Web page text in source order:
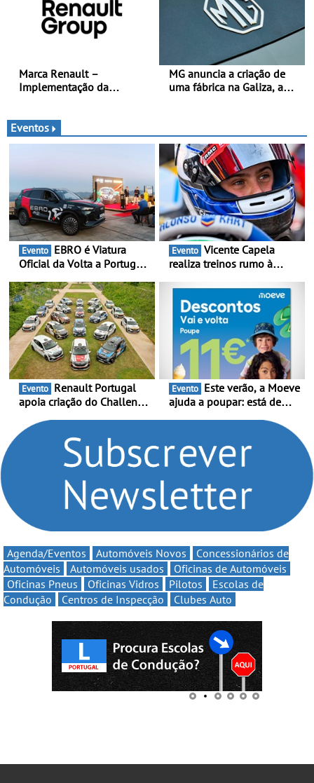
clientes beneficiam da
oferta de 3 anos de
manutenção incluída
Marca Renault –
Implementação da
eletrificação e criação de
valor
MG anuncia a criação de
uma fábrica na Galiza, a
para 2028, com uma
capacidade anual de até
120.000 veículos
Eventos
Evento
Oficial da Volta a Portugal
presença nacional ao lado
da mítica prova de ciclismo
e leva a sua gama SUV
multi-energia às estradas
de Portugal
Evento
realiza treinos rumo à
Portugal Karting e mira boa
estreia - O Campeonato
Portugal Karting 2026
decorre entre 1 de Março e
6 de Setembro
Evento
apoia criação do Challenge
compromisso com o
automobilismo nacional
continua em 2026
Evento
ajuda a poupar: está de
Volta” com descontos de
Agenda/Eventos Automóveis Novos
Concessionários de
Automóveis
Automóveis usados
Oficinas de Automóveis
Oficinas Pneus
Oficinas Vidros Pilotos
Escolas de
Condução
Centros de Inspecção Clubes Auto